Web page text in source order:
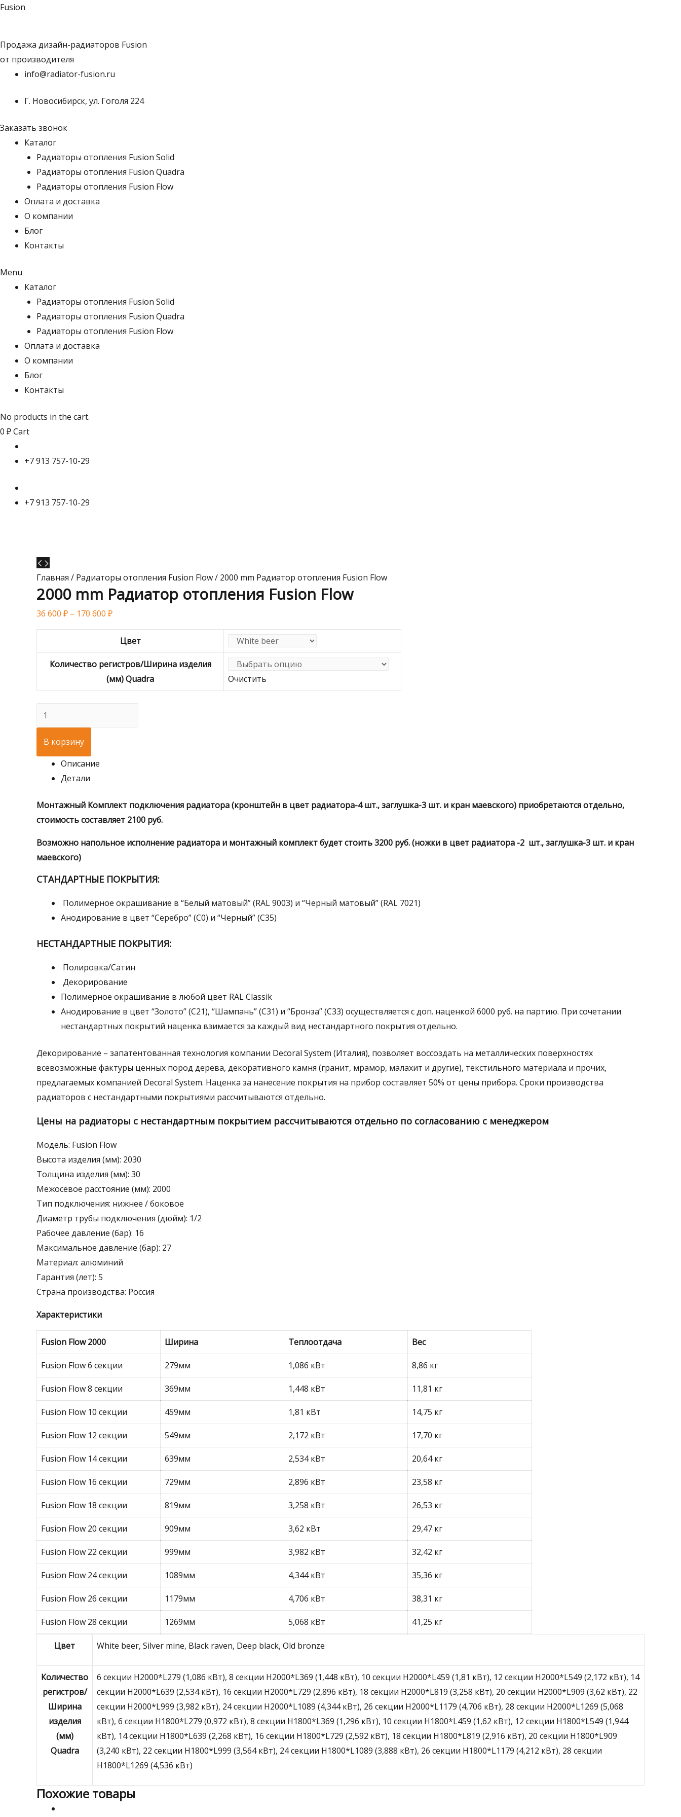
Перейти
Fusion
Продажа дизайн-радиаторов Fusion
от производителя
info@radiator-fusion.ru
Г. Новосибирск, ул. Гоголя 224
Заказать звонок
Каталог
Радиаторы отопления Fusion Solid
Радиаторы отопления Fusion Quadra
Радиаторы отопления Fusion Flow
Оплата и доставка
О компании
Блог
Контакты
Menu
Каталог
Радиаторы отопления Fusion Solid
Радиаторы отопления Fusion Quadra
Радиаторы отопления Fusion Flow
Оплата и доставка
О компании
Блог
Контакты
No products in the cart.
0 ₽Cart
+7 913 757-10-29
+7 913 757-10-29
Главная / Радиаторы отопления Fusion Flow/ 2000 mm Радиатор отопления Fusion Flow
2000 mm Радиатор отопления Fusion Flow
36 600 ₽ – 170 600 ₽
Цвет
Количество регистров/Ширина изделия
(мм) Quadra
Очистить
Количество
2000
mm
Радиатор
отопления
В корзину
Описание
Детали
Монтажный Комплект подключения радиатора (кронштейн в цвет радиатора-4 шт., заглушка-3 шт. и кран маевского) приобретаются отдельно,
стоимость составляет 2100 руб.
Возможно напольное исполнение радиатора и монтажный комплект будет стоить 3200 руб. (ножки в цвет радиатора -2 шт., заглушка-3 шт. и кран
маевского)
СТАНДАРТНЫЕ ПОКРЫТИЯ:
Полимерное окрашивание в “Белый матовый” (RAL 9003) и “Черный матовый” (RAL 7021)
Анодирование в цвет “Серебро” (С0) и “Черный” (С35)
НЕСТАНДАРТНЫЕ ПОКРЫТИЯ:
Полировка/Сатин
Декорирование
Полимерное окрашивание в любой цвет RAL Classik
Анодирование в цвет “Золото” (С21), “Шампань” (С31) и “Бронза” (С33) осуществляется с доп. наценкой 6000 руб. на партию. При сочетании
нестандартных покрытий наценка взимается за каждый вид нестандартного покрытия отдельно.
Декорирование – запатентованная технология компании Decoral System (Италия), позволяет воссоздать на металлических поверхностях
всевозможные фактуры ценных пород дерева, декоративного камня (гранит, мрамор, малахит и другие), текстильного материала и прочих,
предлагаемых компанией Decoral System. Наценка за нанесение покрытия на прибор составляет 50% от цены прибора. Сроки производства
радиаторов с нестандартными покрытиями рассчитываются отдельно.
Цены на радиаторы с нестандартным покрытием рассчитываются отдельно по согласованию с менеджером
Модель: Fusion Flow
Высота изделия (мм): 2030
Толщина изделия (мм): 30
Межосевое расстояние (мм): 2000
Тип подключения: нижнее / боковое
Диаметр трубы подключения (дюйм): 1/2
Рабочее давление (бар): 16
Максимальное давление (бар): 27
Материал: алюминий
Гарантия (лет): 5
Страна производства: Россия
Характеристики
Fusion Flow 2000 Ширина Теплоотдача Вес
Fusion Flow 6 секции 279мм 1,086 кВт 8,86 кг
Fusion Flow 8 секции 369мм 1,448 кВт 11,81 кг
Fusion Flow 10 секции 459мм 1,81 кВт 14,75 кг
Fusion Flow 12 секции 549мм 2,172 кВт 17,70 кг
Fusion Flow 14 секции 639мм 2,534 кВт 20,64 кг
Fusion Flow 16 секции 729мм 2,896 кВт 23,58 кг
Fusion Flow 18 секции 819мм 3,258 кВт 26,53 кг
Fusion Flow 20 секции 909мм 3,62 кВт 29,47 кг
Fusion Flow 22 секции 999мм 3,982 кВт 32,42 кг
Fusion Flow 24 секции 1089мм 4,344 кВт 35,36 кг
Fusion Flow 26 секции 1179мм 4,706 кВт 38,31 кг
Fusion Flow 28 секции 1269мм 5,068 кВт 41,25 кг
Цвет White beer, Silver mine, Black raven, Deep black, Old bronze
Количество
регистров/
Ширина
изделия
(мм)
Quadra
6 секции H2000*L279 (1,086 кВт), 8 секции H2000*L369 (1,448 кВт), 10 секции H2000*L459 (1,81 кВт), 12 секции H2000*L549 (2,172 кВт), 14
секции H2000*L639 (2,534 кВт), 16 секции H2000*L729 (2,896 кВт), 18 секции H2000*L819 (3,258 кВт), 20 секции H2000*L909 (3,62 кВт), 22
секции H2000*L999 (3,982 кВт), 24 секции H2000*L1089 (4,344 кВт), 26 секции H2000*L1179 (4,706 кВт), 28 секции H2000*L1269 (5,068
кВт), 6 секции H1800*L279 (0,972 кВт), 8 секции H1800*L369 (1,296 кВт), 10 секции H1800*L459 (1,62 кВт), 12 секции H1800*L549 (1,944
кВт), 14 секции H1800*L639 (2,268 кВт), 16 секции H1800*L729 (2,592 кВт), 18 секции H1800*L819 (2,916 кВт), 20 секции H1800*L909
(3,240 кВт), 22 секции H1800*L999 (3,564 кВт), 24 секции H1800*L1089 (3,888 кВт), 26 секции H1800*L1179 (4,212 кВт), 28 секции
H1800*L1269 (4,536 кВт)
Похожие товары